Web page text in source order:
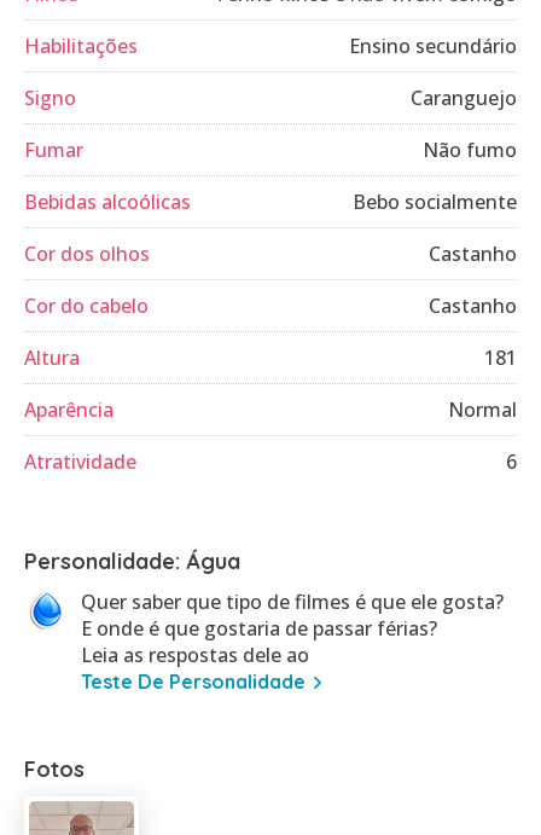
Habilitações
Ensino secundário
Signo
Caranguejo
Fumar
Não fumo
Bebidas alcoólicas
Bebo socialmente
Cor dos olhos
Castanho
Cor do cabelo
Castanho
Altura
181
Aparência
Normal
Atratividade
6
Personalidade: Água
Quer saber que tipo de filmes é que ele gosta?
E onde é que gostaria de passar férias?
Leia as respostas dele ao
Teste De Personalidade
Fotos